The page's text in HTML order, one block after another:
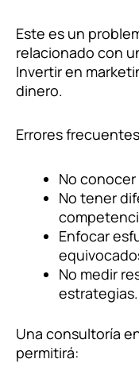
Este es un
relacionado con
Invertir en
dinero.
Errores
No
No tener
Enfocar
No medir
estrategias.
Una consultoría
permitirá: